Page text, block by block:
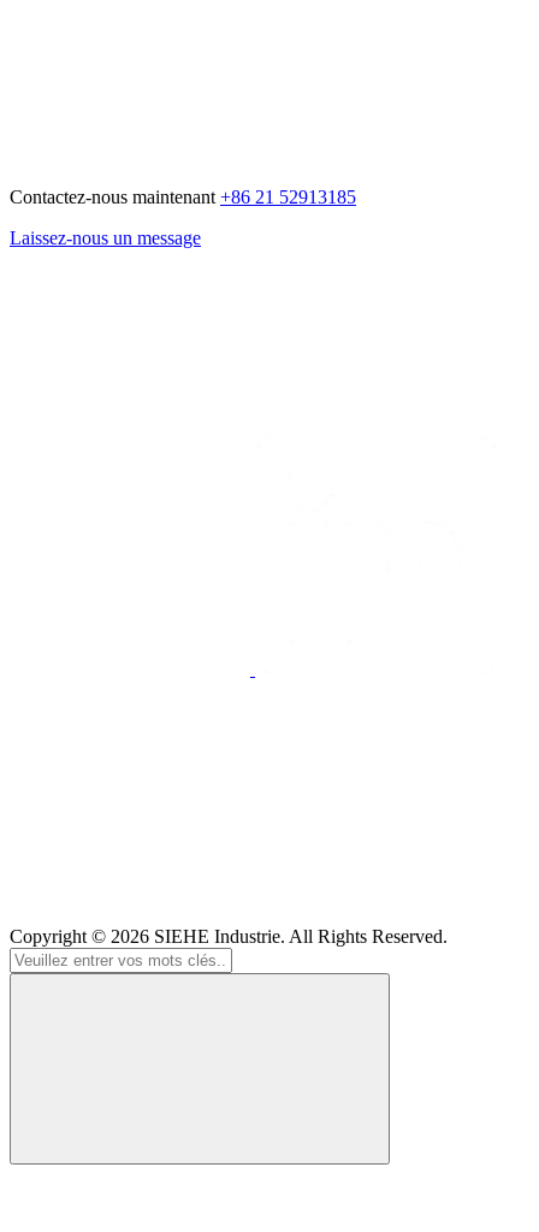
Contactez-nous maintenant +86 21 52913185
Laissez-nous un message
Copyright © 2026 SIEHE Industrie. All Rights Reserved.